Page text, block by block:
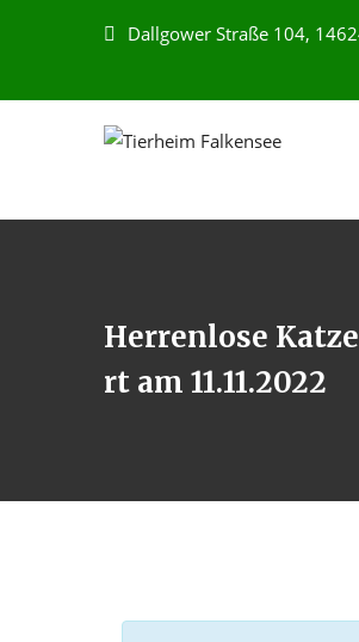
Dallgower Straße 104,
Herrenlose
rt am 11.11.2022